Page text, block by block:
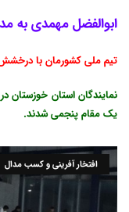
ابوالفضل مهمدی به
تیم ملی کشورمان با
یک مقام پنجمی شدند.
افتخار آفرینی و کسب مدال